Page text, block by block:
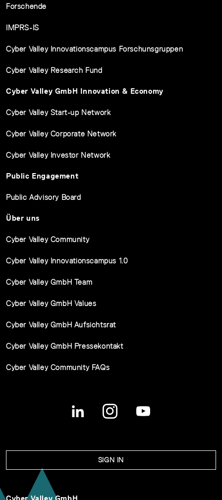
Forschende
IMPRS-IS
Cyber Valley Innovationscampus Forschunsgruppen
Cyber Valley Research Fund
Cyber Valley GmbH Innovation & Economy
Cyber Valley Start-up Network
Cyber Valley Corporate Network
Cyber Valley Investor Network
Public Engagement
Public Advisory Board
Über uns
Cyber Valley Community
Cyber Valley Innovationscampus 1.0
Cyber Valley GmbH Team
Cyber Valley GmbH Values
Cyber Valley GmbH Aufsichtsrat
Cyber Valley GmbH Pressekontakt
Cyber Valley Community FAQs
SIGN IN
Cyber Valley GmbH